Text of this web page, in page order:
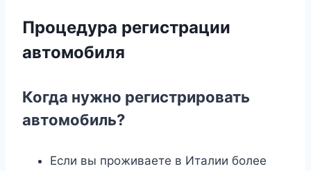
Процедура регистрации
автомобиля
Когда нужно регистрировать
автомобиль?
Если вы проживаете в Италии более